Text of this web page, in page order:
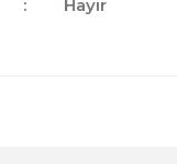
: Hayır